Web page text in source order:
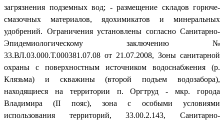
загрязнения подземных вод; - размещение складов горюче-
смазочных материалов, ядохимикатов и минеральных
удобрений. Ограничения установлены согласно Санитарно-
Эпидемиологическому заключению №
33.ВЛ.03.000.Т.000381.07.08 от 21.07.2008, Зоны санитарной
охраны с поверхностным источником водоснабжения (р.
Клязьма) и скважины (второй подъем водозабора),
находящиеся на территории п. Оргтруд - мкр. города
Владимира (II пояс), зона с особыми условиями
использования территорий, 33.00.2.143, Санитарно-